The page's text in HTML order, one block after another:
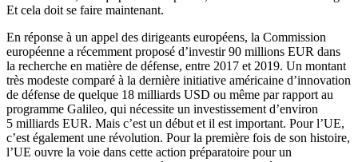
Et cela doit se faire maintenant.
En réponse à un appel des dirigeants européens, la Commission
européenne a récemment proposé d’investir 90 millions EUR dans
la recherche en matière de défense, entre 2017 et 2019. Un montant
très modeste comparé à la dernière initiative américaine d’innovation
de défense de quelque 18 milliards USD ou même par rapport au
programme Galileo, qui nécessite un investissement d’environ
5 milliards EUR. Mais c’est un début et il est important. Pour l’UE,
c’est également une révolution. Pour la première fois de son histoire,
l’UE ouvre la voie dans cette action préparatoire pour un